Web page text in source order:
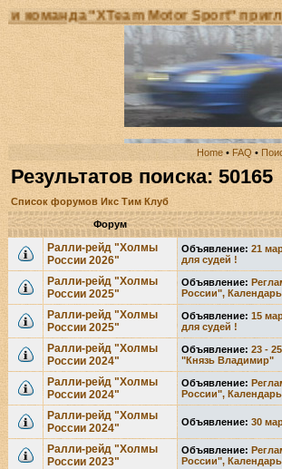
"XTeam Motor Sport"
Home • FAQ •
Результатов поиска: 50165
Список форумов Икс Тим Клуб
Форум
Ралли-рейд "Холмы
России 2026"
Объявление: 21
для судей !
Ралли-рейд "Холмы
России 2025"
Объявление:
России", Календарь
Ралли-рейд "Холмы
России 2025"
Объявление: 15
для судей !
Ралли-рейд "Холмы
России 2024"
Объявление: 23 -
"Князь Владимир"
Ралли-рейд "Холмы
России 2024"
Объявление:
России", Календарь
Ралли-рейд "Холмы
России 2024"
Объявление: 30
Ралли-рейд "Холмы
России 2023"
Объявление:
России", Календарь